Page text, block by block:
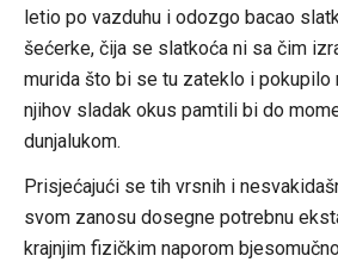
letio po vazduhu i odozgo bacao
šećerke, čija se slatkoća ni sa čim
murida što bi se tu zateklo i pokupilo
njihov sladak okus pamtili bi do
dunjalukom.
Prisjećajući se tih vrsnih i
svom zanosu dosegne potrebnu
krajnjim fizičkim naporom